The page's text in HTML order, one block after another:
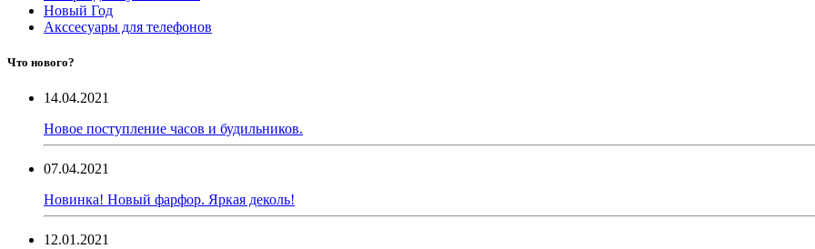
Новый Год
Акссесуары для телефонов
Что нового?
14.04.2021
Новое поступление часов и будильников.
07.04.2021
Новинка! Новый фарфор. Яркая деколь!
12.01.2021